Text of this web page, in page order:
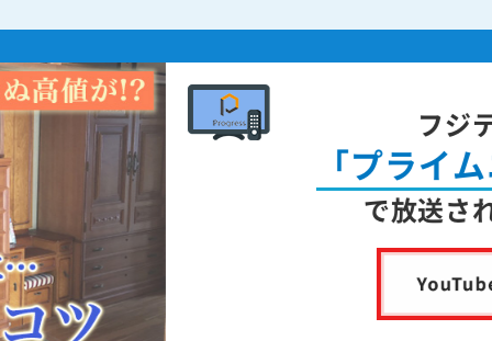
書
身近な人が亡く
を出版